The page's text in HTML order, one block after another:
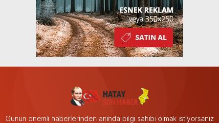
Günün önemli haberlerinden anında bilgi sahibi olmak istiyorsanız